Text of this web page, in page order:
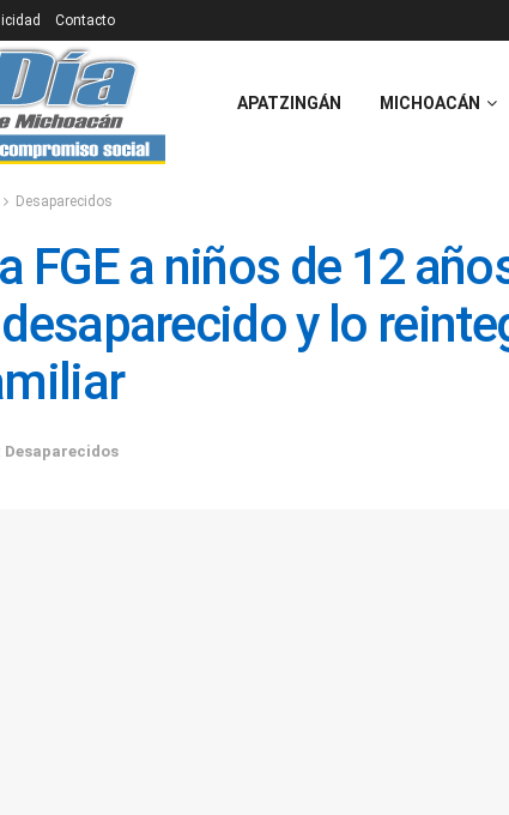
Contacto
APATZINGÁN MICHOACÁN
Desaparecidos
FGE a niños de 12
y lo
Desaparecidos